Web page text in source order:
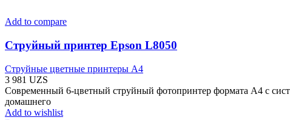
Add to compare
Струйный принтер Epson L8050
Струйные цветные принтеры А4
3 981 UZS
Современный 6-цветный струйный фотопринтер формата A4 с
домашнего
Add to wishlist